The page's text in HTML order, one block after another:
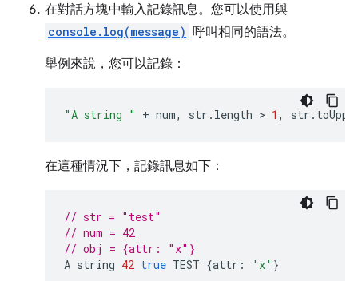
在對話方塊中輸入記錄訊息。您可以使用與
console.log(message) 呼叫相同的語法。
舉例來說，您可以記錄：
"A string " + num, str . length > 1 , str .
在這種情況下，記錄訊息如下：
// str = "test"
// num = 42
// obj = {attr: "x"}
A string 42 true TEST {attr : 'x' }